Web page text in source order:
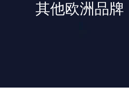
其他欧洲品牌